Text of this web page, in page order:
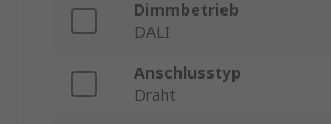
Dimmbetrieb
DALI
Anschlusstyp
Draht